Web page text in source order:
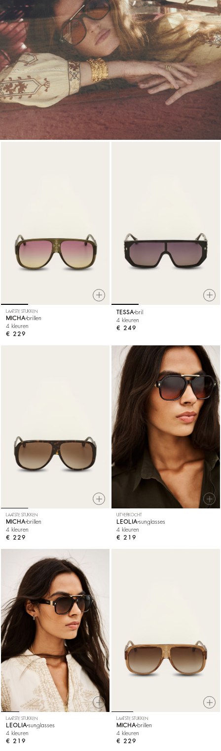
LAATSTE STUKKEN
MICHA brillen
4 kleuren
€ 229
TESSA bril
4 kleuren
€ 249
LAATSTE STUKKEN
MICHA brillen
4 kleuren
€ 229
UITVERKOCHT
LEOLIA sunglasses
4 kleuren
€ 219
LAATSTE STUKKEN
LEOLIA sunglasses
4 kleuren
€ 219
LAATSTE STUKKEN
MICHA brillen
4 kleuren
€ 229